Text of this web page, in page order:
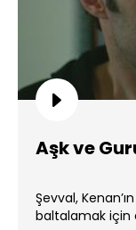
Aşk ve
Şevval,
baltalamak için